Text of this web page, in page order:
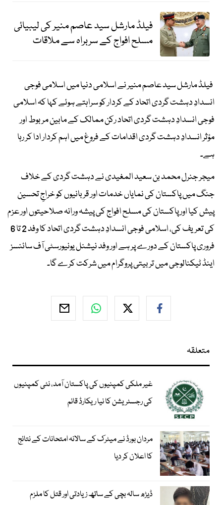
فیلڈ مارشل سید عاصم منیر کی لیبیائی
مسلح افواج کے سربراہ سے ملاقات
فیلڈ مارشل سید عاصم منیر نے اسلامی دنیا میں اسلامی فوجی
انسدادِ دہشت گردی اتحاد کے کردار کو سراہتے ہوئے کہا کہ اسلامی
فوجی انسدادِ دہشت گردی اتحاد رکن ممالک کے مابین مربوط اور
مؤثر انسدادِ دہشت گردی اقدامات کے فروغ میں اہم کردار ادا کر رہا
ہے۔
میجر جنرل محمد بن سعید المغیدی نے دہشت گردی کے خلاف
جنگ میں پاکستان کی نمایاں خدمات اور قربانیوں کو خراجِ تحسین
پیش کیا اور پاکستان کی مسلح افواج کی پیشہ ورانہ صلاحیتوں اور عزم
کی تعریف کی، اسلامی فوجی انسدادِ دہشت گردی اتحاد کا وفد 2 تا 6
فروری پاکستان کے دورے پر ہے اور وفد نیشنل یونیورسٹی آف سائنسز
اینڈ ٹیکنالوجی میں تربیتی پروگرام میں شرکت کرے گا۔
متعلقہ
غیر ملکی کمپنیوں کی پاکستان آمد، نئی کمپنیوں
کی رجسٹریشن کا نیا ریکارڈ قائم
مردان بورڈ نے میٹرک کے سالانہ امتحانات کے نتائج
کا اعلان کر دیا
ڈیڑھ سالہ بچی کے ساتھ زیادتی اور قتل کا ملزم